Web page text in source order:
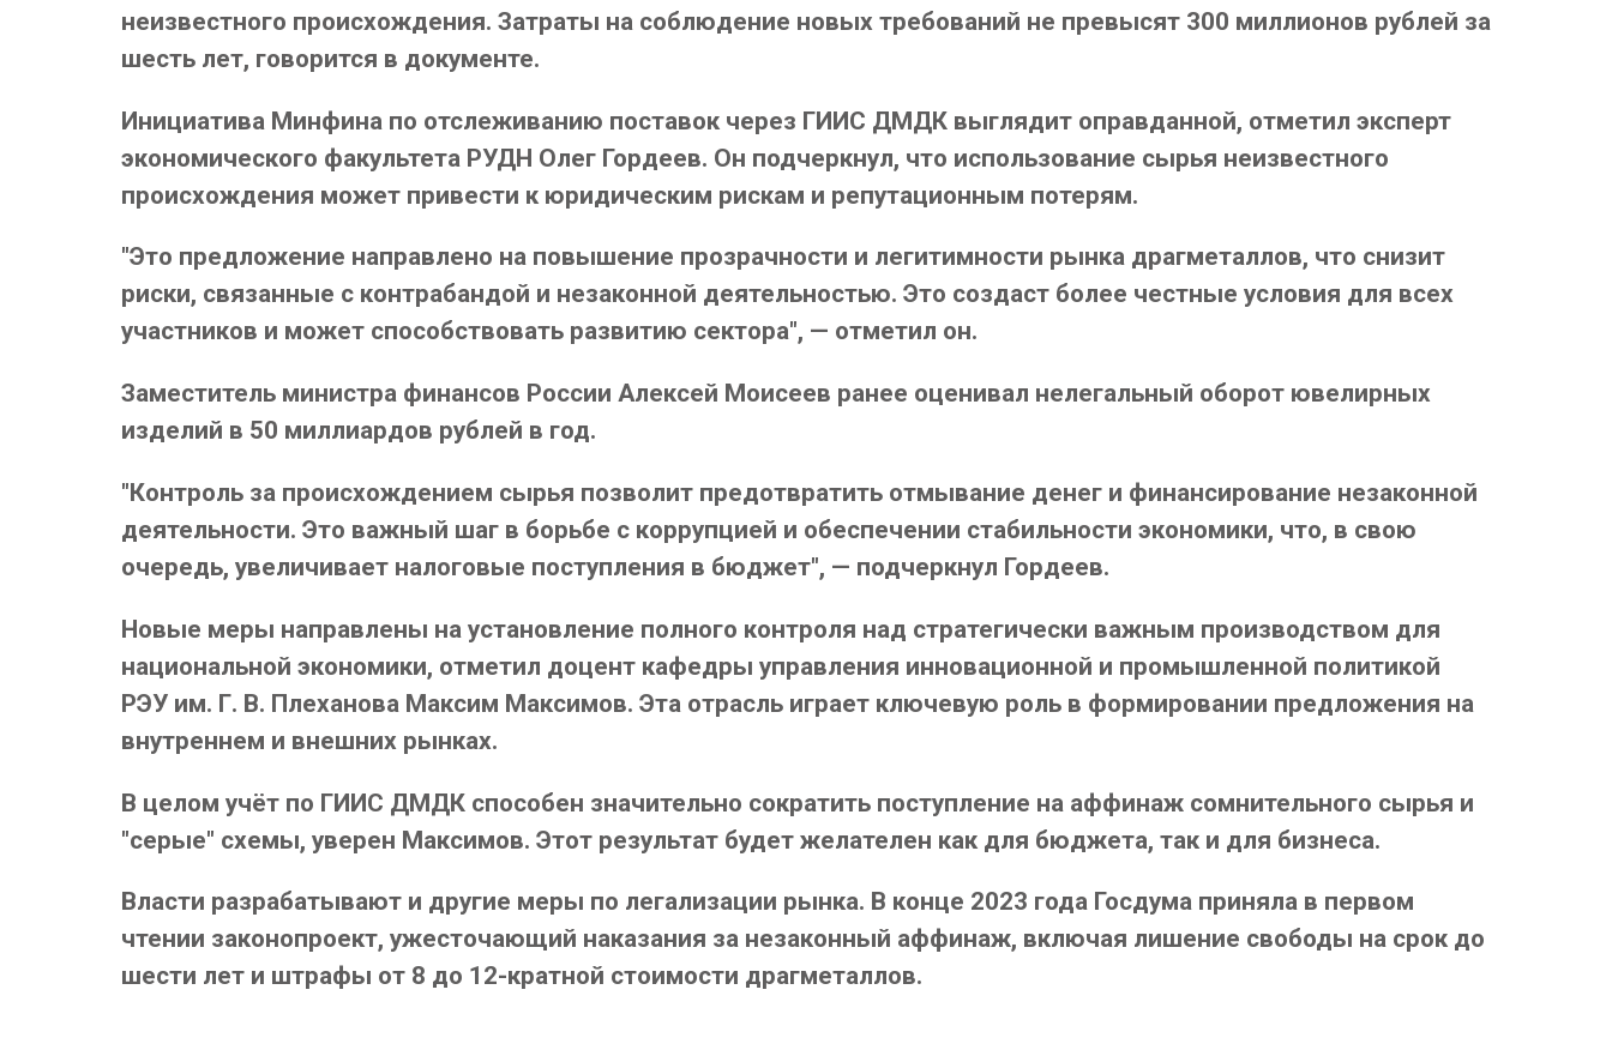
неизвестного происхождения. Затраты на соблюдение новых требований не превысят 300 миллионов рублей за
шесть лет, говорится в документе.
Инициатива Минфина по отслеживанию поставок через ГИИС ДМДК выглядит оправданной, отметил эксперт
экономического факультета РУДН Олег Гордеев. Он подчеркнул, что использование сырья неизвестного
происхождения может привести к юридическим рискам и репутационным потерям.
"Это предложение направлено на повышение прозрачности и легитимности рынка драгметаллов, что снизит
риски, связанные с контрабандой и незаконной деятельностью. Это создаст более честные условия для всех
участников и может способствовать развитию сектора", — отметил он.
Заместитель министра финансов России Алексей Моисеев ранее оценивал нелегальный оборот ювелирных
изделий в 50 миллиардов рублей в год.
"Контроль за происхождением сырья позволит предотвратить отмывание денег и финансирование незаконной
деятельности. Это важный шаг в борьбе с коррупцией и обеспечении стабильности экономики, что, в свою
очередь, увеличивает налоговые поступления в бюджет", — подчеркнул Гордеев.
Новые меры направлены на установление полного контроля над стратегически важным производством для
национальной экономики, отметил доцент кафедры управления инновационной и промышленной политикой
РЭУ им. Г. В. Плеханова Максим Максимов. Эта отрасль играет ключевую роль в формировании предложения на
внутреннем и внешних рынках.
В целом учёт по ГИИС ДМДК способен значительно сократить поступление на аффинаж сомнительного сырья и
"серые" схемы, уверен Максимов. Этот результат будет желателен как для бюджета, так и для бизнеса.
Власти разрабатывают и другие меры по легализации рынка. В конце 2023 года Госдума приняла в первом
чтении законопроект, ужесточающий наказания за незаконный аффинаж, включая лишение свободы на срок до
шести лет и штрафы от 8 до 12-кратной стоимости драгметаллов.